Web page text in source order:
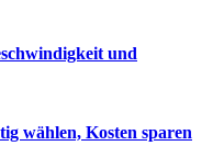
und
wählen, Kosten sparen